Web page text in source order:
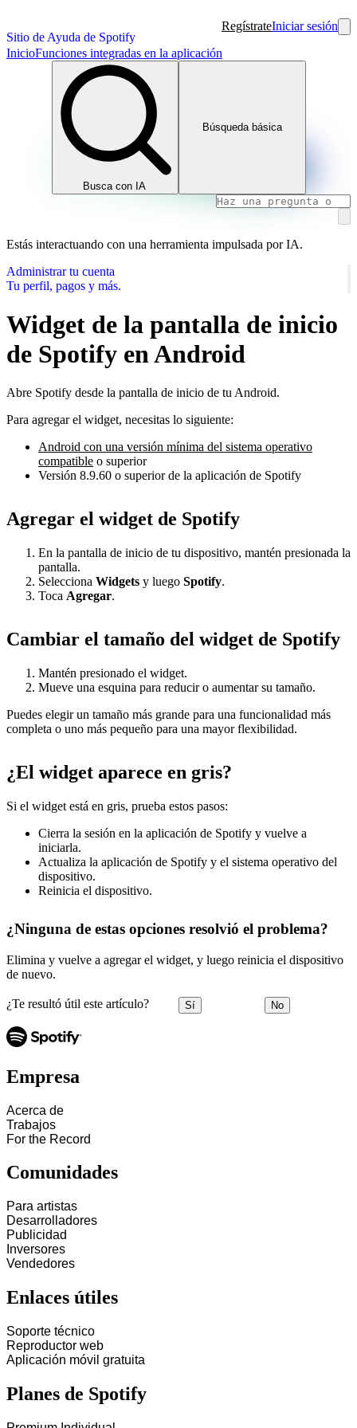
Sitio de Ayuda de Spotify
RegístrateIniciar sesión
InicioFunciones integradas en la aplicación
Busca con IA
Búsqueda básica
Estás interactuando con una herramienta impulsada por IA.
Administrar tu cuenta
Tu perfil, pagos y más.
Widget de la pantalla de inicio
de Spotify en Android
Abre Spotify desde la pantalla de inicio de tu Android.
Para agregar el widget, necesitas lo siguiente:
Android con una versión mínima del sistema operativo
compatible o superior
Versión 8.9.60 o superior de la aplicación de Spotify
Agregar el widget de Spotify
En la pantalla de inicio de tu dispositivo, mantén presionada la
pantalla.
Selecciona Widgets y luego Spotify.
Toca Agregar.
Cambiar el tamaño del widget de Spotify
Mantén presionado el widget.
Mueve una esquina para reducir o aumentar su tamaño.
Puedes elegir un tamaño más grande para una funcionalidad más
completa o uno más pequeño para una mayor flexibilidad.
¿El widget aparece en gris?
Si el widget está en gris, prueba estos pasos:
Cierra la sesión en la aplicación de Spotify y vuelve a
iniciarla.
Actualiza la aplicación de Spotify y el sistema operativo del
dispositivo.
Reinicia el dispositivo.
¿Ninguna de estas opciones resolvió el problema?
Elimina y vuelve a agregar el widget, y luego reinicia el dispositivo
de nuevo.
¿Te resultó útil este artículo? Sí No
Empresa
Acerca de
Trabajos
For the Record
Comunidades
Para artistas
Desarrolladores
Publicidad
Inversores
Vendedores
Enlaces útiles
Soporte técnico
Reproductor web
Aplicación móvil gratuita
Planes de Spotify